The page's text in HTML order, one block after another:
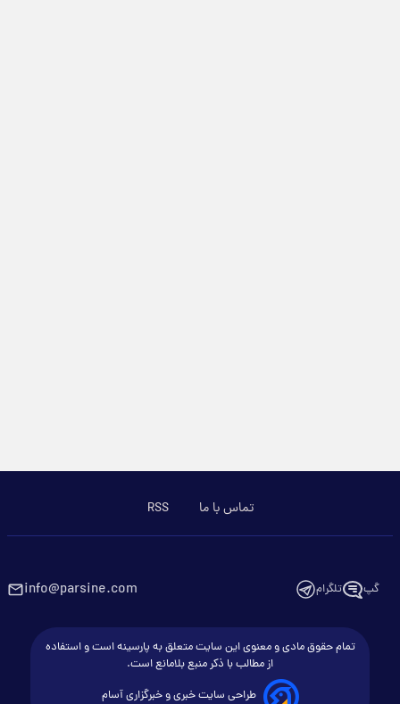
تماس با ما RSS
گپ تلگرام info@parsine.com
تمام حقوق مادی و معنوی این سایت متعلق به پارسینه است و استفاده
از مطالب با ذکر منبع بلامانع است.
طراحی سایت خبری و خبرگزاری آسام